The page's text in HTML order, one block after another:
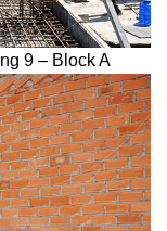
9 – Block A